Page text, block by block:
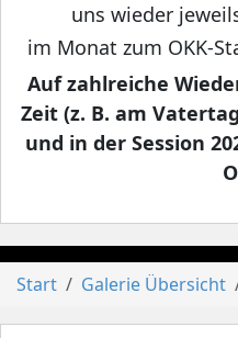
uns wieder
im Monat zum OKK-
Auf zahlreiche
Zeit (z. B. am
und in der Session
Start Galerie Übersicht